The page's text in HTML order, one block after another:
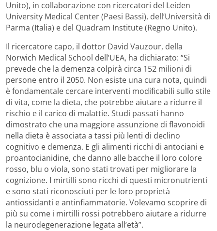
Unito), in collaborazione con ricercatori del Leiden
University Medical Center (Paesi Bassi), dell’Università di
Parma (Italia) e del Quadram Institute (Regno Unito).
Il ricercatore capo, il dottor David Vauzour, della
Norwich Medical School dell’UEA, ha dichiarato: “Si
prevede che la demenza colpirà circa 152 milioni di
persone entro il 2050. Non esiste una cura nota, quindi
è fondamentale cercare interventi modificabili sullo stile
di vita, come la dieta, che potrebbe aiutare a ridurre il
rischio e il carico di malattie. Studi passati hanno
dimostrato che una maggiore assunzione di flavonoidi
nella dieta è associata a tassi più lenti di declino
cognitivo e demenza. E gli alimenti ricchi di antociani e
proantocianidine, che danno alle bacche il loro colore
rosso, blu o viola, sono stati trovati per migliorare la
cognizione. I mirtilli sono ricchi di questi micronutrienti
e sono stati riconosciuti per le loro proprietà
antiossidanti e antinfiammatorie. Volevamo scoprire di
più su come i mirtilli rossi potrebbero aiutare a ridurre
la neurodegenerazione legata all’età”.